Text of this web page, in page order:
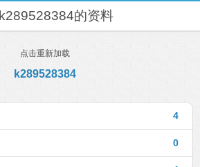
k289528384的资料
点击重新加载
k289528384
4
0